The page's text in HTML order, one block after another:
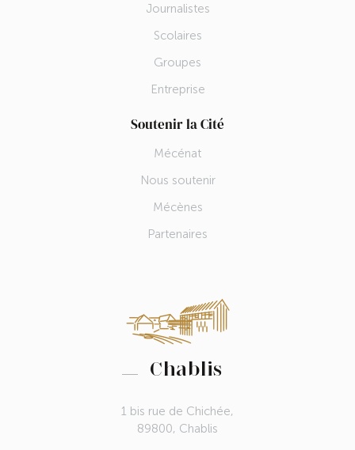
Journalistes
Scolaires
Groupes
Entreprise
Soutenir la Cité
Mécénat
Nous soutenir
Mécènes
Partenaires
Chablis
1 bis rue de Chichée,
89800, Chablis